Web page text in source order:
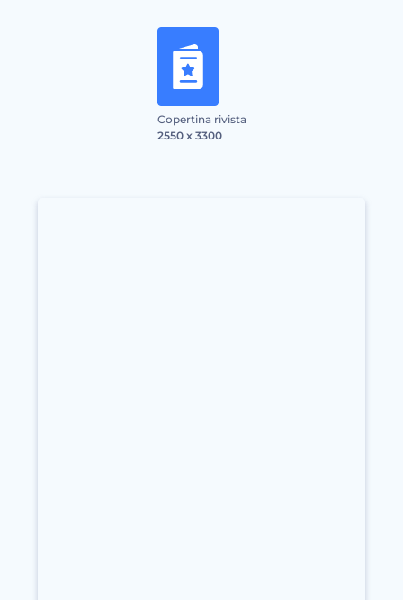
Copertina rivista
2550 x 3300